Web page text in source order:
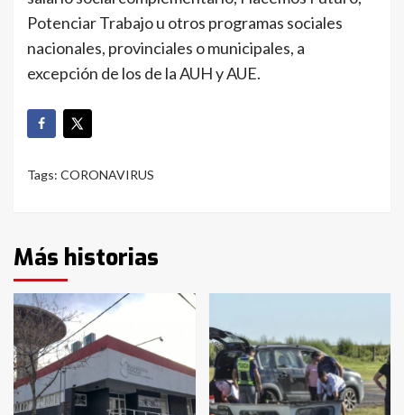
Potenciar Trabajo u otros programas sociales
nacionales, provinciales o municipales, a
excepción de los de la AUH y AUE.
Tags: CORONAVIRUS
Más historias